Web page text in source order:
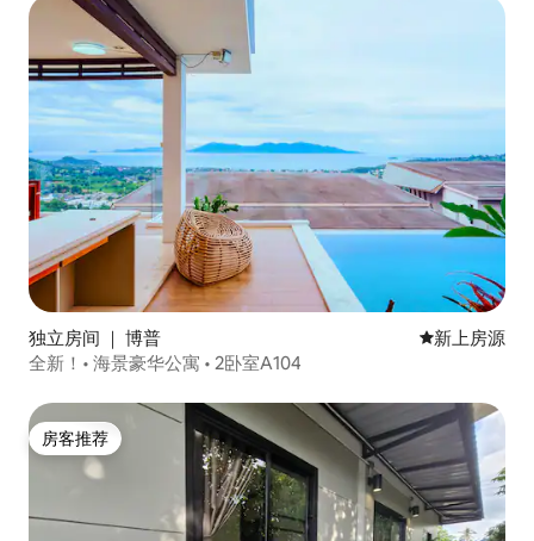
独立房间 ｜ 博普 新房源
新上房源
全新！• 海景豪华公寓 • 2卧室A104
房客推荐
房客推荐